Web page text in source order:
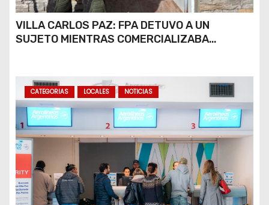
e
e
a
d
a
VILLA CARLOS PAZ: FPA DETUVO A UN
SUJETO MIENTRAS COMERCIALIZABA
CATEGORIAS LOCALES NOTICIAS